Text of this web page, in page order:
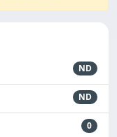
ND
ND
0